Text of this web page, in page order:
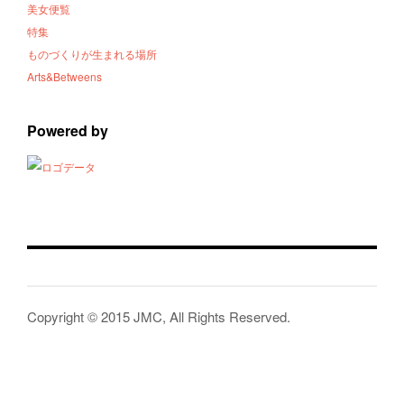
美女便覧
特集
ものづくりが生まれる場所
Arts&Betweens
Powered by
Copyright © 2015 JMC, All Rights Reserved.